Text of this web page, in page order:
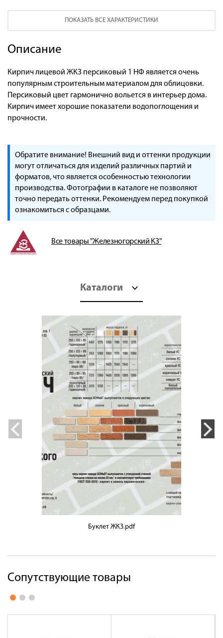
ПОКАЗАТЬ ВСЕ ХАРАКТЕРИСТИКИ
Описание
Кирпич лицевой ЖКЗ персиковый 1 НФ является очень
популярным строительным материалом для облицовки.
Персиковый цвет гармонично вольется в интерьер дома.
Кирпич имеет хорошие показатели водопоглощения и
прочности.
Обратите внимание! Внешний вид и оттенки продукции
могут отличаться для изделий различных партий и
форматов, что является особенностью технологии
производства. Фотографии в каталоге не позволяют
точно передать оттенки. Рекомендуем перед покупкой
ознакомиться с образцами.
Все товары "Железногорский КЗ"
Каталоги
Буклет ЖКЗ.pdf
Сопутствующие товары